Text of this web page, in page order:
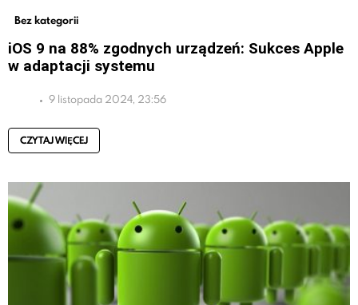
Bez kategorii
iOS 9 na 88% zgodnych urządzeń: Sukces Apple
w adaptacji systemu
9 listopada 2024, 23:56
CZYTAJ WIĘCEJ